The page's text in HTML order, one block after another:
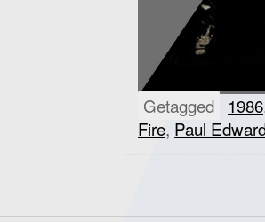
Getagged 1986
Fire, Paul